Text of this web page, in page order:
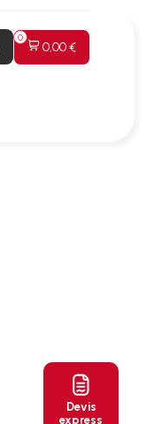
0,00 €
Devis
express